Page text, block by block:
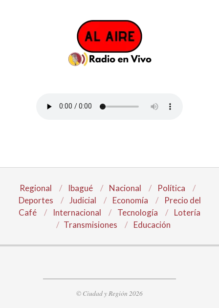
Regional Ibagué Nacional
Política
Deportes
Judicial Economía
Precio del
Café
Internacional Tecnología
Lotería
Transmisiones
Educación
© Ciudad y Región 2026